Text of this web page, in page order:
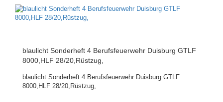
blaulicht Sonderheft 4 Berufsfeuerwehr Duisburg GTLF
8000,HLF 28/20,Rüstzug,
blaulicht Sonderheft 4 Berufsfeuerwehr Duisburg GTLF
8000,HLF 28/20,Rüstzug,